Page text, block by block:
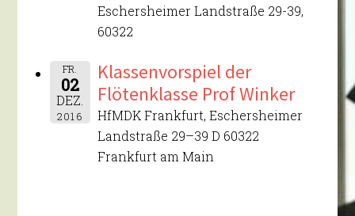
Eschersheimer Landstraße 29-39,
60322
FR.
02
DEZ.
2016
Klassenvorspiel der
Flötenklasse Prof Winker
HfMDK Frankfurt, Eschersheimer
Landstraße 29–39 D 60322
Frankfurt am Main